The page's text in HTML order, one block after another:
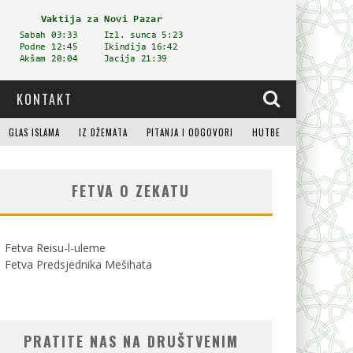
KONTAKT
GLAS ISLAMA IZ DŽEMATA PITANJA I ODGOVORI HUTBE
FETVA O ZEKATU
Fetva Reisu-l-uleme
Fetva Predsjednika Mešihata
PRATITE NAS NA DRUŠTVENIM